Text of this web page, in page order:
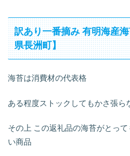
訳あり一番摘み 有明海産
県長洲町】
海苔は消費材の代表格
ある程度ストックしてもかさ張ら
その上 この返礼品の海苔がとっ
い商品